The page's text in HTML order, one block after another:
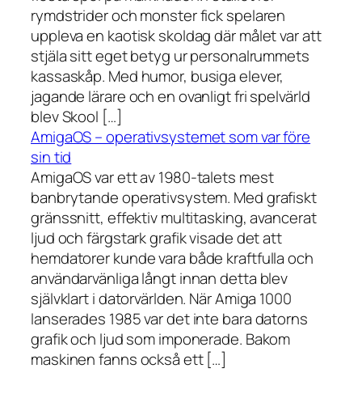
rymdstrider och monster fick spelaren
uppleva en kaotisk skoldag där målet var att
stjäla sitt eget betyg ur personalrummets
kassaskåp. Med humor, busiga elever,
jagande lärare och en ovanligt fri spelvärld
blev Skool […]
AmigaOS – operativsystemet som var före
sin tid
AmigaOS var ett av 1980-talets mest
banbrytande operativsystem. Med grafiskt
gränssnitt, effektiv multitasking, avancerat
ljud och färgstark grafik visade det att
hemdatorer kunde vara både kraftfulla och
användarvänliga långt innan detta blev
självklart i datorvärlden. När Amiga 1000
lanserades 1985 var det inte bara datorns
grafik och ljud som imponerade. Bakom
maskinen fanns också ett […]